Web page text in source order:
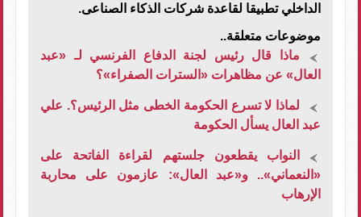
الداخلي تطبيقا لقاعدة شركات الذكاء الصناعى.
موضوعات متعلقة..
ماذا قال رئيس لجنة الدفاع الفرنسي لـ «عبد
العال» عن مظاهرات «السترات الصفراء»؟
لماذا لا تسرع الحكومة الخطى مثل الرئيس؟. علي
عبد العال يسأل الحكومة
النواب يقطعون جلستهم لقراءة الفاتحة على
«النعماني».. و«عبد العال»: عازمون على محاربة
الإرهاب